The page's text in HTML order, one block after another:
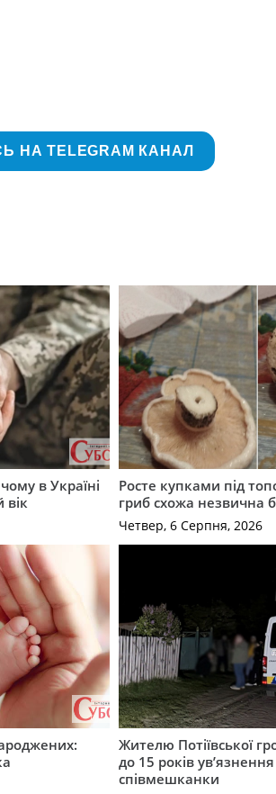
НА TELEGRAM КАНАЛ
в Україні
Росте купками під
гриб схожа незвична
Четвер, 6 Серпня, 2026
Жителю Потіївської
до 15 років
співмешканки